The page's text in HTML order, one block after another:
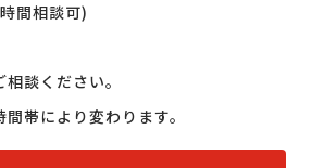
間相談可)
談ください。
帯により変わります。